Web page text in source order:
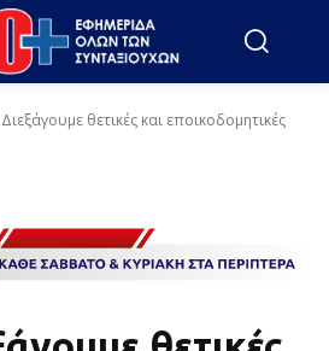
θετικές και εποικοδομητικές